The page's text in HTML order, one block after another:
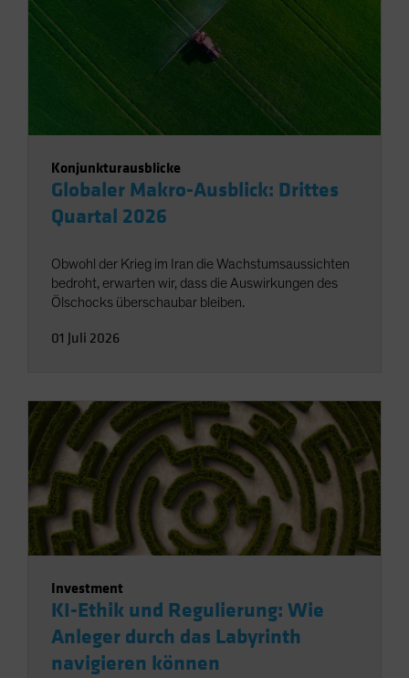
Konjunkturausblicke
Globaler Makro-Ausblick: Drittes
Quartal 2026
Obwohl der Krieg im Iran die Wachstumsaussichten
bedroht, erwarten wir, dass die Auswirkungen des
Ölschocks überschaubar bleiben.
01 Juli 2026
Investment
KI-Ethik und Regulierung: Wie
Anleger durch das Labyrinth
navigieren können